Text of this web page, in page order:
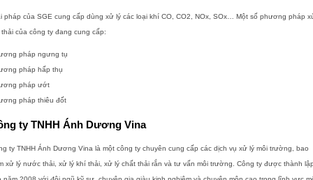
pháp của SGE cung cấp dùng xử lý các loại khí CO, CO2, NOx, SOx… Một số phương pháp
của công ty đang cung cấp:
pháp ngưng tụ
pháp hấp thụ
pháp ướt
pháp thiêu đốt
ty TNHH Ánh Dương Vina
ty TNHH Ánh Dương Vina là một công ty chuyên cung cấp các dịch vụ xử lý môi trường, bao
xử lý nước thải, xử lý khí thải, xử lý chất thải rắn và tư vấn môi trường. Công ty được thành